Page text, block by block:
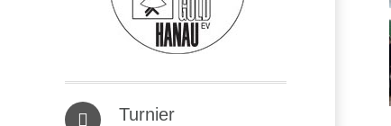
Turnier